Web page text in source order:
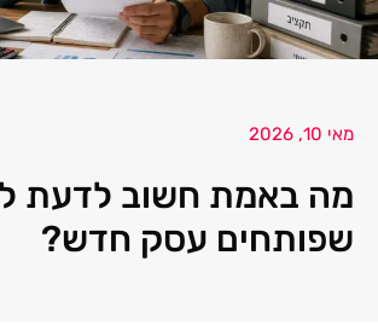
מאי 10, 2026
מה באמת חשוב לדעת
שפותחים עסק חדש?